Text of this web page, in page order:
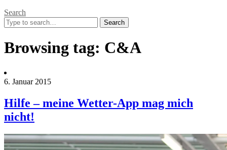
Search
Search
for:
Browsing tag: C&A
6. Januar 2015
Hilfe – meine Wetter-App mag mich
nicht!